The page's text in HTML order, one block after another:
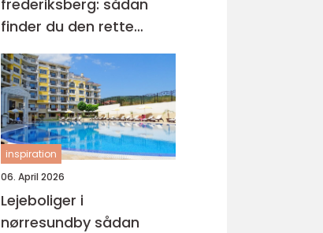
frederiksberg: sådan
finder du den rette
behandling til dine
smerter
inspiration
06. April 2026
Lejeboliger i
nørresundby sådan